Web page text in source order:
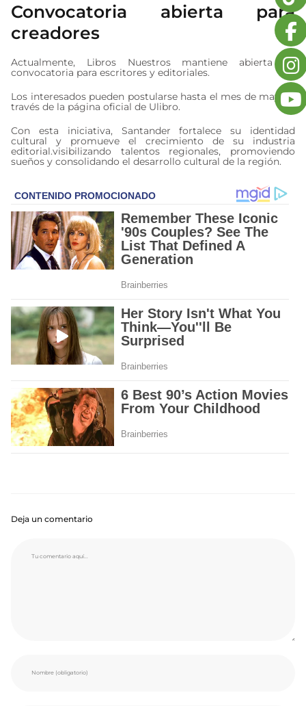
Convocatoria abierta para
creadores
Actualmente, Libros Nuestros mantiene abierta su
convocatoria para escritores y editoriales.
Los interesados pueden postularse hasta el mes de mayo a
través de la página oficial de Ulibro.
Con esta iniciativa, Santander fortalece su identidad
cultural y promueve el crecimiento de su industria
editorial.visibilizando talentos regionales, promoviendo
sueños y consolidando el desarrollo cultural de la región.
Deja un comentario